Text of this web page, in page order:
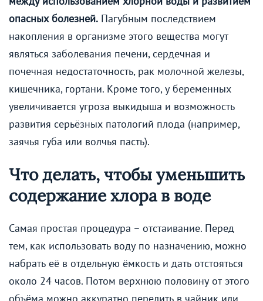
опасных болезней. Пагубным последствием
накопления в организме этого вещества могут
являться заболевания печени, сердечная и
почечная недостаточность, рак молочной железы,
кишечника, гортани. Кроме того, у беременных
увеличивается угроза выкидыша и возможность
развития серьёзных патологий плода (например,
заячья губа или волчья пасть).
Что делать, чтобы уменьшить
содержание хлора в воде
Самая простая процедура – отстаивание. Перед
тем, как использовать воду по назначению, можно
набрать её в отдельную ёмкость и дать отстояться
около 24 часов. Потом верхнюю половину от этого